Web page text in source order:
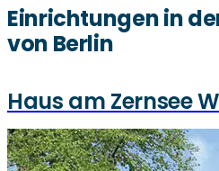
Einrichtungen in
von Berlin
Haus am Zernsee